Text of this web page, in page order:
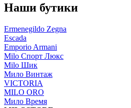
Наши бутики
Ermenegildo Zegna
Escada
Emporio Armani
Milo Спорт Люкс
Milo Шик
Мило Винтаж
VICTORIA
MILO ORO
Мило Время